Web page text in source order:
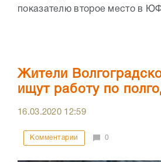
показателю второе место в
Жители
ищут работу по
16.03.2020 12:59
Комментарии 0